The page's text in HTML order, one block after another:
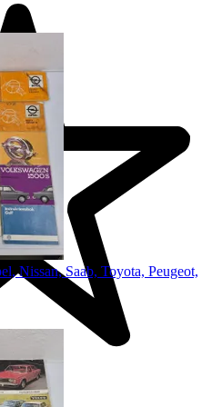
Nissan, Saab, Toyota, Peugeot,